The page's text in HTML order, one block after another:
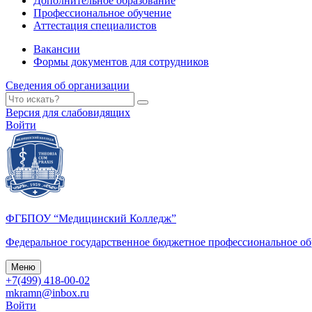
Профессиональное обучение
Аттестация специалистов
Вакансии
Формы документов для сотрудников
Сведения об организации
Версия для слабовидящих
Войти
ФГБПОУ “Медицинский Колледж”
Федеральное государственное бюджетное профессиональное
Меню
+7(499) 418-00-02
mkramn@inbox.ru
Войти